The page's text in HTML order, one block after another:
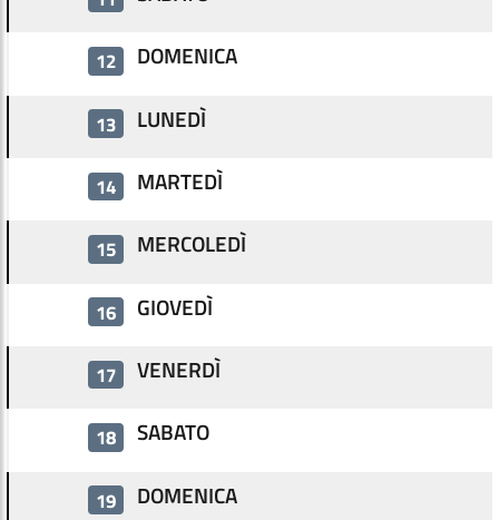
12 DOMENICA
13 LUNEDÌ
14 MARTEDÌ
15 MERCOLEDÌ
16 GIOVEDÌ
17 VENERDÌ
18 SABATO
19 DOMENICA